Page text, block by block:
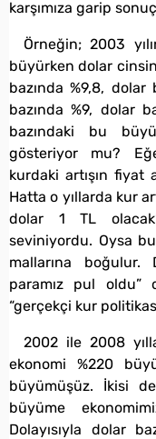
karşımıza garip
Örneğin; 2003
büyürken dolar
bazında %9,8, dolar
bazında %9, dolar
bazındaki bu
gösteriyor mu?
kurdaki artışın fiyat
Hatta o yıllarda kur
dolar 1 TL
seviniyordu. Oysa
mallarına boğulur.
paramız pul oldu”
“gerçekçi kur
2002 ile 2008
ekonomi %220
büyümüşüz. İkisi
büyüme
Dolayısıyla dolar